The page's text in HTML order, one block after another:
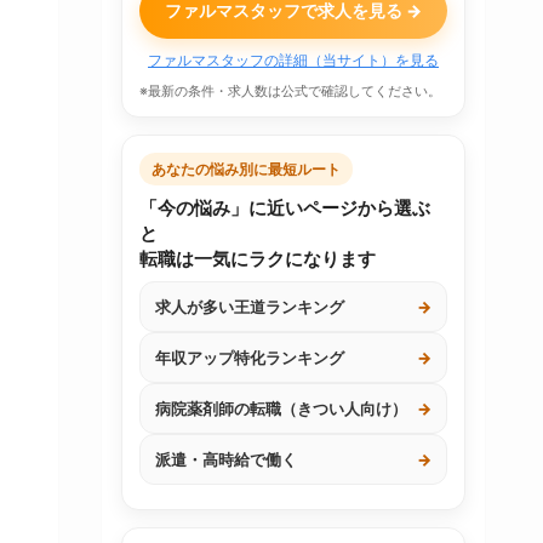
ファルマスタッフで求人を見る →
ファルマスタッフの詳細（当サイト）を見る
※最新の条件・求人数は公式で確認してください。
あなたの悩み別に最短ルート
「今の悩み」に近いページから選ぶ
と
転職は一気にラクになります
求人が多い王道ランキング →
年収アップ特化ランキング →
病院薬剤師の転職（きつい人向け） →
派遣・高時給で働く →